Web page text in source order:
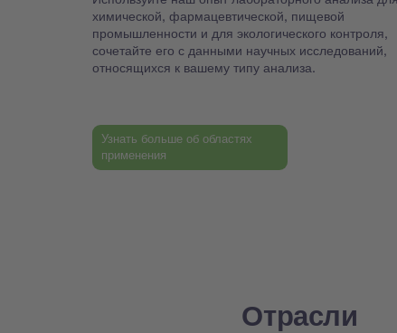
химической, фармацевтической, пищевой
промышленности и для экологического контроля,
сочетайте его с данными научных исследований,
относящихся к вашему типу анализа.
Узнать больше об областях
применения
Отрасли